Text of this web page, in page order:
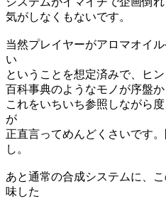
気がしなくもないです。
当然プレイヤーがアロマオイ
い
ということを想定済みで、ヒ
百科事典のようなモノが序盤か
これをいちいち参照しながら
が
正直言ってめんどくさいです
し。
あと通常の合成システムに、
味した